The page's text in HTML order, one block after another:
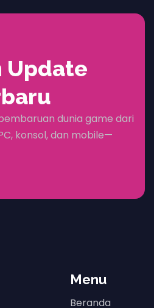
Update
dunia game dari
konsol, dan mobile—
Menu
Beranda